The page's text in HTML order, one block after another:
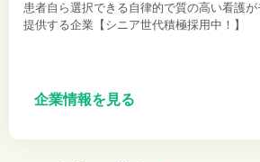
患者自ら選択できる自律的で質の高い看護
提供する企業【シニア世代積極採用中！】
企業情報を見る